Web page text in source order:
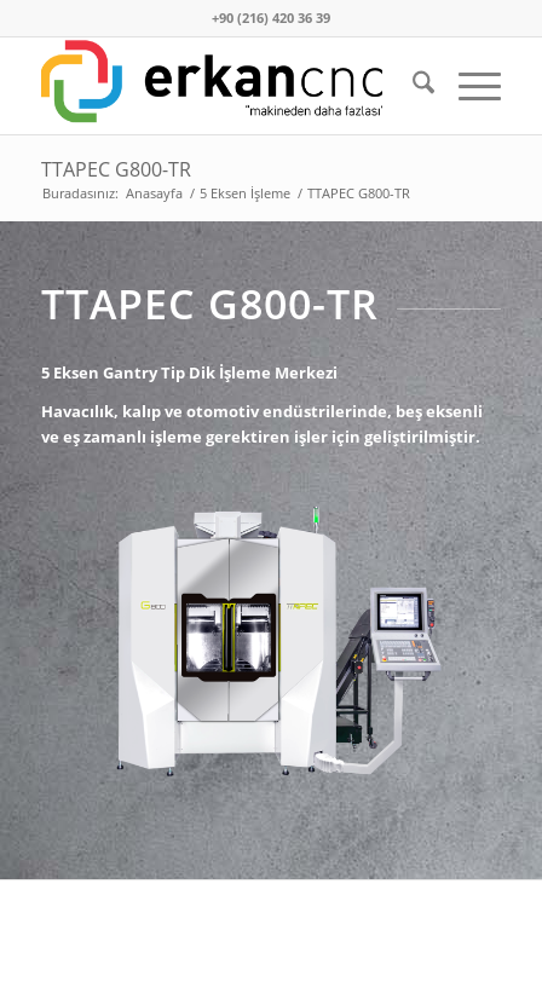
+90 (216) 420 36 39
TTAPEC G800-TR
Buradasınız: Anasayfa / 5 Eksen İşleme / TTAPEC G800-TR
TTAPEC G800-TR
5 Eksen Gantry Tip Dik İşleme Merkezi
Havacılık, kalıp ve otomotiv endüstrilerinde, beş eksenli
ve eş zamanlı işleme gerektiren işler için geliştirilmiştir.